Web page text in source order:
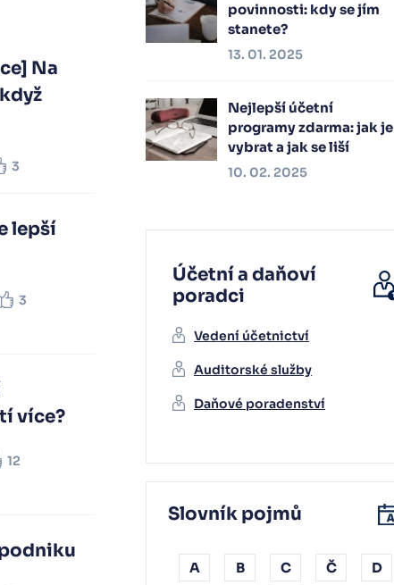
Na
3
lepší
3
více?
12
povinnosti: kdy se jím
stanete?
13. 01. 2025
Nejlepší účetní
programy zdarma: jak je
vybrat a jak se liší
10. 02. 2025
Účetní a daňoví
poradci
Vedení účetnictví
Auditorské služby
Daňové poradenství
Slovník pojmů
A B C Č D